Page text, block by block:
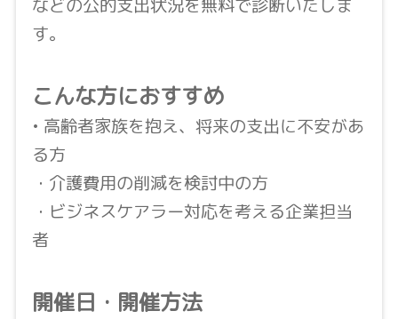
などの公的支出状況を無料で診断いたしま
す。
こんな方におすすめ
• 高齢者家族を抱え、将来の支出に不安があ
る方
・介護費用の削減を検討中の方
・ビジネスケアラー対応を考える企業担当
者
開催日・開催方法